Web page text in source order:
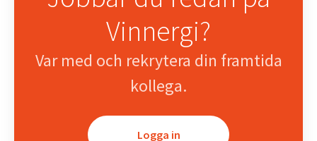
Vinnergi?
Var med och rekrytera din framtida
kollega.
Logga in